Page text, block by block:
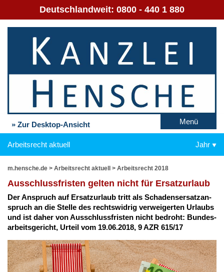
Deutschlandweit: 0800 - 440 1 880
» Zur Desktop-Ansicht Menü
Arbeitsrecht aktuell Jahr
m.hensche.de > Arbeitsrecht aktuell > Arbeitsrecht 2018
Aus­schluss­fris­ten gel­ten nicht für Er­satz­ur­laub
Der An­spruch auf Er­satz­ur­laub tritt als Scha­dens­er­satz­an­
spruch an die Stel­le des rechts­wid­rig ver­wei­ger­ten Ur­laubs
und ist da­her von Aus­schluss­fris­ten nicht be­droht: Bun­des­
ar­beits­ge­richt, Ur­teil vom 19.06.2018, 9 AZR 615/17